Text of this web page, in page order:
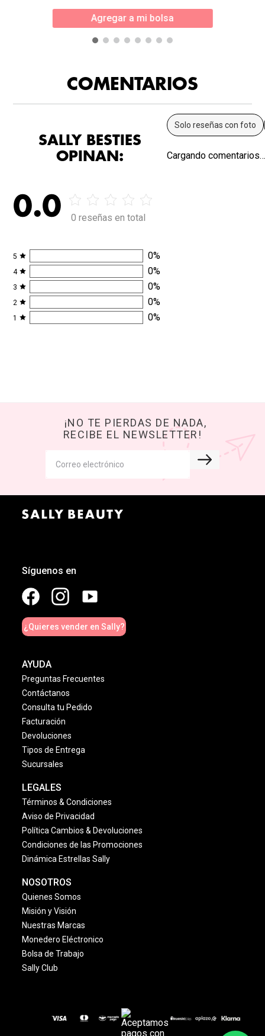
Agregar a mi bolsa
COMENTARIOS
SALLY BESTIES
OPINAN:
0.0 0 reseñas en total
5 0%
4 0%
3 0%
2 0%
1 0%
Solo reseñas con foto
Cargando
¡NO TE PIERDAS DE NADA,
RECIBE EL NEWSLETTER!
Síguenos en
¿Quieres vender en Sally?
AYUDA
Preguntas Frecuentes
Contáctanos
Consulta tu Pedido
Facturación
Devoluciones
Tipos de Entrega
Sucursales
LEGALES
Términos & Condiciones
Aviso de Privacidad
Política Cambios & Devoluciones
Condiciones de las Promociones
Dinámica Estrellas Sally
NOSOTROS
Quienes Somos
Misión y Visión
Nuestras Marcas
Monedero Eléctronico
Bolsa de Trabajo
Sally Club